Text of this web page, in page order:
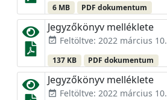
6 MB PDF dokumentum
Jegyzőkönyv melléklete
event_available Feltöltve: 2022 március 10.
137 KB PDF dokumentum
Jegyzőkönyv melléklete
event_available Feltöltve: 2022 március 10.